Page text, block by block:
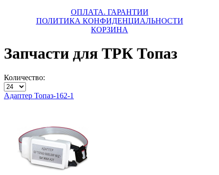
ОПЛАТА. ГАРАНТИИ
ПОЛИТИКА КОНФИДЕНЦИАЛЬНОСТИ
КОРЗИНА
Запчасти для ТРК Топаз
Количество:
Адаптер Топаз-162-1